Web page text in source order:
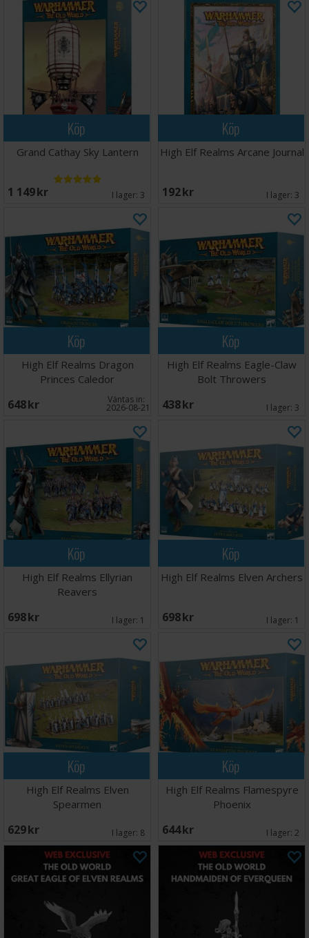
Köp
Grand Cathay Sky Lantern
1 149 SEK I lager: 3
Köp
High Elf Realms Arcane Journal
192 SEK I lager: 3
Köp
High Elf Realms Dragon
Princes Caledor
648 SEK Väntas in:
2026-08-21
Köp
High Elf Realms Eagle-Claw
Bolt Throwers
438 SEK I lager: 3
Köp
High Elf Realms Ellyrian
Reavers
698 SEK I lager: 1
Köp
High Elf Realms Elven Archers
698 SEK I lager: 1
Köp
High Elf Realms Elven
Spearmen
629 SEK I lager: 8
Köp
High Elf Realms Flamespyre
Phoenix
644 SEK I lager: 2